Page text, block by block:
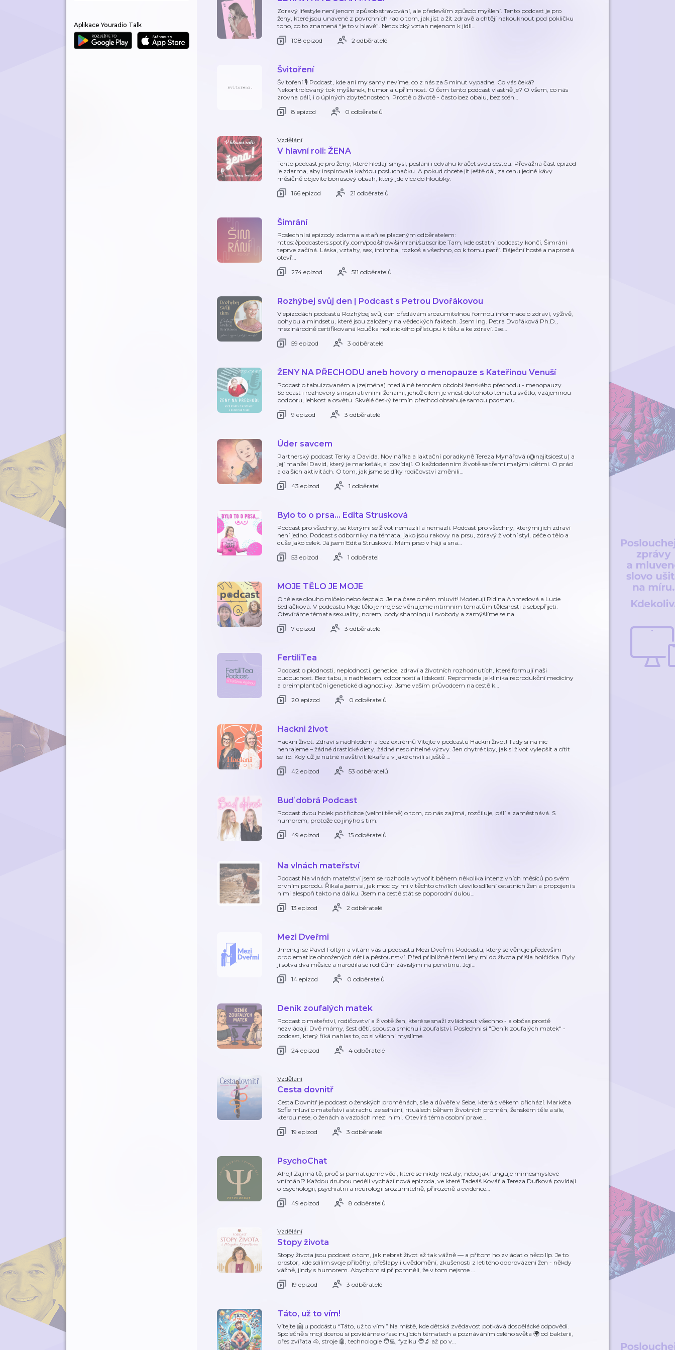
Aplikace Youradio Talk
Zdravý lifestyle není jenom způsob stravování, ale především způsob myšlení. Tento podcast je pro
ženy, které jsou unavené z povrchních rad o tom, jak jíst a žít zdravě a chtějí nakouknout pod pokličku
toho, co to znamená “je to v hlavě”. Netoxický vztah nejenom k jídll…
108 epizod
2 odběratelé
Švitoření
Švitoření 🎙️ Podcast, kde ani my samy nevíme, co z nás za 5 minut vypadne. Co vás čeká?
Nekontrolovaný tok myšlenek, humor a upřímnost. O čem tento podcast vlastně je? O všem, co nás
zrovna pálí, i o úplných zbytečnostech. Prostě o životě - často bez obalu, bez scén…
8 epizod
0 odběratelů
Vzdělání
V hlavní roli: ŽENA
Tento podcast je pro ženy, které hledají smysl, poslání i odvahu kráčet svou cestou. Převážná část epizod
je zdarma, aby inspirovala každou posluchačku. A pokud chcete jít ještě dál, za cenu jedné kávy
měsíčně objevíte bonusový obsah, který jde více do hloubky.
166 epizod
21 odběratelů
Šimrání
Poslechni si epizody zdarma a staň se placeným odběratelem:
https://podcasters.spotify.com/pod/show/simrani/subscribe Tam, kde ostatní podcasty končí, Šimrání
teprve začíná. Láska, vztahy, sex, intimita, rozkoš a všechno, co k tomu patří. Báječní hosté a naprostá
otevř…
274 epizod
511 odběratelů
Rozhýbej svůj den | Podcast s Petrou Dvořákovou
V epizodách podcastu Rozhýbej svůj den předávám srozumitelnou formou informace o zdraví, výživě,
pohybu a mindsetu, které jsou založeny na vědeckých faktech. Jsem Ing. Petra Dvořáková Ph.D.,
mezinárodně certifikovaná koučka holistického přístupu k tělu a ke zdraví. Jse…
59 epizod
3 odběratelé
ŽENY NA PŘECHODU aneb hovory o menopauze s Kateřinou Venuší
Podcast o tabuizovaném a (zejména) mediálně temném období ženského přechodu - menopauzy.
Solocast i rozhovory s inspirativními ženami, jehož cílem je vnést do tohoto tématu světlo, vzájemnou
podporu, lehkost a osvětu. Skvělé český termín přechod obsahuje samou podstatu…
9 epizod
3 odběratelé
Úder savcem
Partnerský podcast Terky a Davida. Novinářka a laktační poradkyně Tereza Mynářová (@najitsicestu) a
její manžel David, který je markeťák, si povídají. O každodenním životě se třemi malými dětmi. O práci
a dalších aktivitách. O tom, jak jsme se díky rodičovství změnili…
43 epizod
1 odběratel
Bylo to o prsa... Edita Strusková
Podcast pro všechny, se kterými se život nemazlil a nemazlí. Podcast pro všechny, kterými jich zdraví
není jedno. Podcast s odborníky na témata, jako jsou rakovy na prsu, zdravý životní styl, péče o tělo a
duše jako celek. Já jsem Edita Strusková. Mám prso v háji a sna…
53 epizod
1 odběratel
MOJE TĚLO JE MOJE
O těle se dlouho mlčelo nebo šeptalo. Je na čase o něm mluvit! Moderují Ridina Ahmedová a Lucie
Sedláčková. V podcastu Moje tělo je moje se věnujeme intimním tématům tělesnosti a sebepřijetí.
Otevíráme témata sexuality, norem, body shamingu i svobody a zamýšlíme se na…
7 epizod
3 odběratelé
FertiliTea
Podcast o plodnosti, neplodnosti, genetice, zdraví a životních rozhodnutích, které formují naši
budoucnost. Bez tabu, s nadhledem, odborností a lidskostí. Repromeda je klinika reprodukční medicíny
a preimplantační genetické diagnostiky. Jsme vaším průvodcem na cestě k…
20 epizod
0 odběratelů
Hackni život
Hackni život: Zdraví s nadhledem a bez extrémů Vítejte v podcastu Hackni život! Tady si na nic
nehrajeme – žádné drastické diety, žádné nesplnitelné výzvy. Jen chytré tipy, jak si život vylepšit a cítit
se líp. Kdy už je nutné navštívit lékaře a v jaké chvíli si ještě …
42 epizod
53 odběratelů
Buď dobrá Podcast
Podcast dvou holek po třicítce (velmi těsně) o tom, co nás zajímá, rozčiluje, pálí a zaměstnává. S
humorem, protože co jinýho s tim.
49 epizod
15 odběratelů
Na vlnách mateřství
Podcast Na vlnách mateřství jsem se rozhodla vytvořit během několika intenzivních měsíců po svém
prvním porodu. Říkala jsem si, jak moc by mi v těchto chvílích ulevilo sdílení ostatních žen a propojení s
nimi alespoň takto na dálku. Jsem na cestě stát se poporodní dulou…
13 epizod
2 odběratelé
Mezi Dveřmi
Jmenuji se Pavel Foltýn a vítám vás u podcastu Mezi Dveřmi. Podcastu, který se věnuje především
problematice ohrožených dětí a pěstounství. Před přibližně třemi lety mi do života přišla holčička. Byly
jí sotva dva měsíce a narodila se rodičům závislým na pervitinu. Její…
14 epizod
0 odběratelů
Deník zoufalých matek
Podcast o mateřství, rodičovství a životě žen, které se snaží zvládnout všechno - a občas prostě
nezvládají. Dvě mámy, šest dětí, spousta smíchu i zoufalství. Poslechni si "Deník zoufalých matek" -
podcast, který říká nahlas to, co si všichni myslíme.
24 epizod
4 odběratelé
Vzdělání
Cesta dovnitř
Cesta Dovnitř je podcast o ženských proměnách, síle a důvěře v Sebe, která s věkem přichází. Markéta
Sofie mluví o mateřství a strachu ze selhání, rituálech během životních proměn, ženském těle a síle,
kterou nese, o ženách a vazbách mezi nimi. Otevírá téma osobní praxe…
19 epizod
3 odběratelé
PsychoChat
Ahoj! Zajímá tě, proč si pamatujeme věci, které se nikdy nestaly, nebo jak funguje mimosmyslové
vnímání? Každou druhou neděli vychází nová epizoda, ve které Tadeáš Kovář a Tereza Dufková povídají
o psychologii, psychiatrii a neurologii srozumitelně, přirozeně a evidence…
49 epizod
8 odběratelů
Vzdělání
Stopy života
Stopy života jsou podcast o tom, jak nebrat život až tak vážně — a přitom ho zvládat o něco líp. Je to
prostor, kde sdílím svoje příběhy, přešlapy i uvědomění, zkušenosti z letitého doprovázení žen - někdy
vážně, jindy s humorem. Abychom si připomněli, že v tom nejsme …
19 epizod
3 odběratelé
Táto, už to vím!
Vítejte 🤗 u podcástu “Táto, už to vím!” Na místě, kde dětská zvědavost potkává dospělácké odpovědi.
Společně s mojí dcerou si povídáme o fascinujících tématech a poznáváním celého světa 🌍 od bakterii,
přes zvířata 🐴, stroje 🤖, technologie 🧑‍💻, fyziku 🧑‍🔬 až po v…